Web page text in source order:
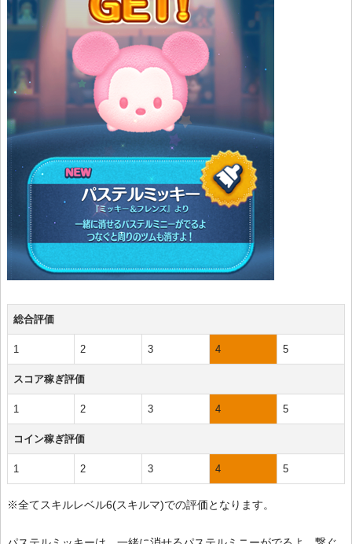
総合評価
1 2 3 4 5
スコア稼ぎ評価
1 2 3 4 5
コイン稼ぎ評価
1 2 3 4 5
※全てスキルレベル6(スキルマ)での評価となります。